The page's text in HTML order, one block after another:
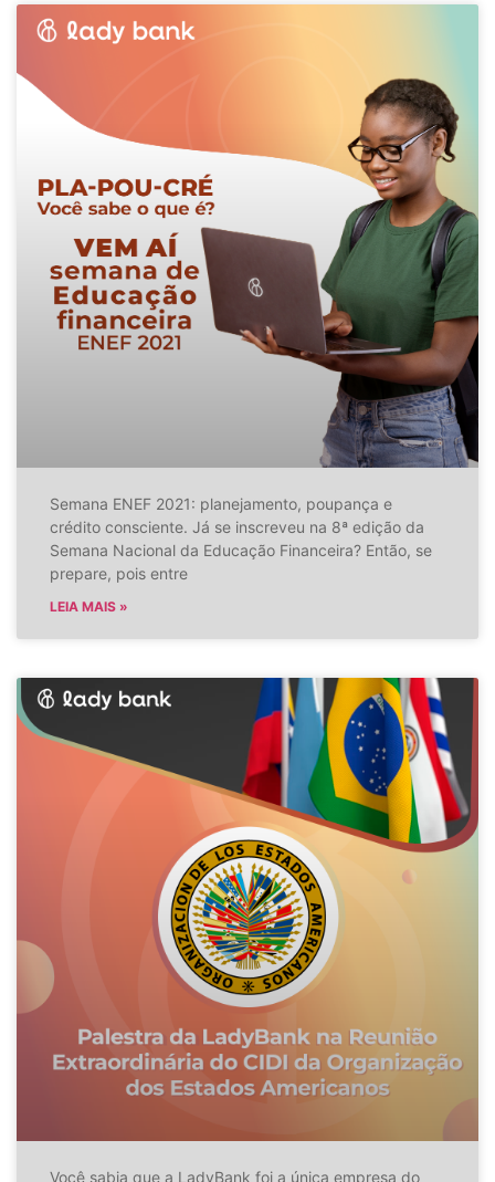
Semana ENEF 2021: planejamento, poupança e
crédito consciente. Já se inscreveu na 8ª edição da
Semana Nacional da Educação Financeira? Então, se
prepare, pois entre
LEIA MAIS »
Você sabia que a LadyBank foi a única empresa do